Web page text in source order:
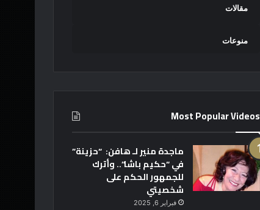
مقالات
منوعات
Most Popular Videos
ماجدة منير لـ هافن: “حزينة”
في “حكيم باشا”.. وأترك
للجمهور الحكم على
شخصيتي
فبراير 6, 2025